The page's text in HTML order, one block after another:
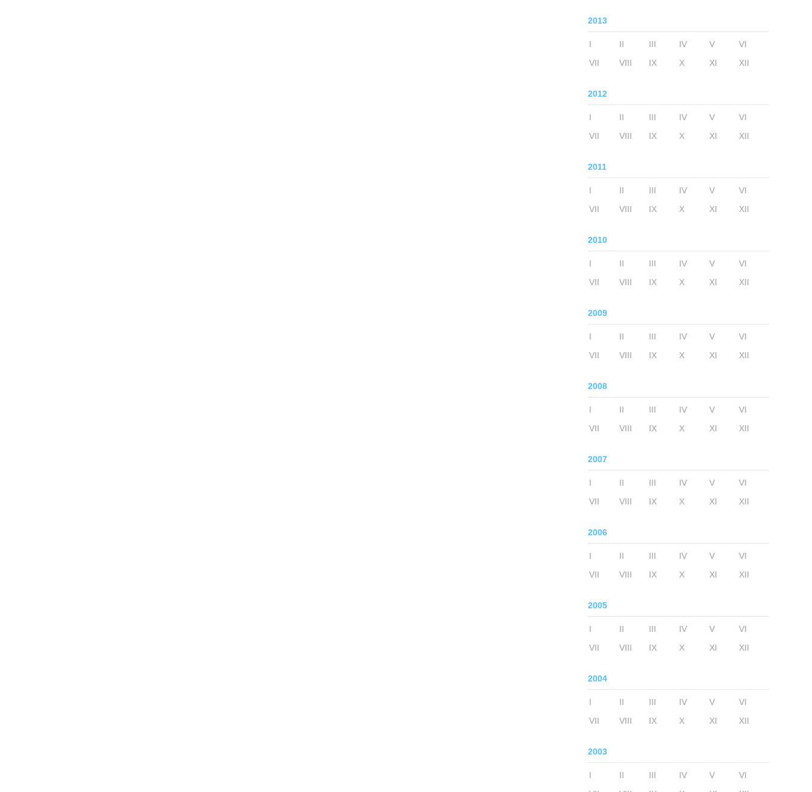
2013
I II III IV V
VI
VII
VIII IX X XI XII
2012
I II III IV V
VI
VII
VIII IX X XI XII
2011
I II III IV V
VI
VII
VIII IX X XI XII
2010
I II III IV V
VI
VII
VIII IX X XI XII
2009
I II III IV V
VI
VII
VIII IX X XI XII
2008
I II III IV V
VI
VII
VIII IX X XI XII
2007
I II III IV V
VI
VII
VIII IX X XI XII
2006
I II III IV V
VI
VII
VIII IX X XI XII
2005
I II III IV V
VI
VII
VIII IX X XI XII
2004
I II III IV V
VI
VII
VIII IX X XI XII
2003
I II III IV V
VI